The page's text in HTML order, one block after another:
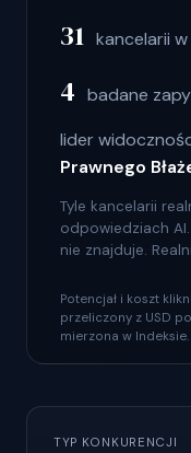
31 kancelarii
4 badane
lider
Prawnego
Tyle kancelarii
odpowiedziach AI.
nie znajduje.
Potencjał i koszt
przeliczony z USD
mierzona w Indeksie.
TYP KONKURENCJI